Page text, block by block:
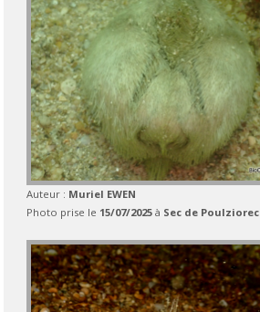
Auteur : Muriel EWEN
Photo prise le 15/07/2025à Sec de Poulziorec